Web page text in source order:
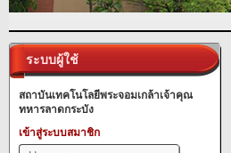
ระบบผู้ใช้
สถาบันเทคโนโลยีพระจอมเกล้าเจ้าคุณ
ทหารลาดกระบัง
เข้าสู่ระบบสมาชิก